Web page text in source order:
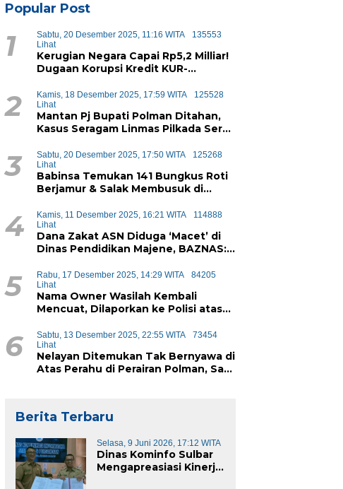
Popular Post
1 Sabtu, 20 Desember 2025, 11:16 WITA
135553
Lihat
Kerugian Negara Capai Rp5,2 Milliar!
Dugaan Korupsi Kredit KUR-
2 Kamis, 18 Desember 2025, 17:59 WITA
125528
Lihat
Mantan Pj Bupati Polman Ditahan,
Kasus Seragam Linmas Pilkada Seret
3 Sabtu, 20 Desember 2025, 17:50 WITA
125268
Lihat
Babinsa Temukan 141 Bungkus Roti
Berjamur & Salak Membusuk di
Didistribusikan ke Siswa
4 Kamis, 11 Desember 2025, 16:21 WITA
114888
Lihat
Dana Zakat ASN Diduga ‘Macet’ di
Dinas Pendidikan Majene, BAZNAS:
Masuk
5 Rabu, 17 Desember 2025, 14:29 WITA
84205
Lihat
Nama Owner Wasilah Kembali
Mencuat, Dilaporkan ke Polisi atas
6 Sabtu, 13 Desember 2025, 22:55 WITA
73454
Lihat
Nelayan Ditemukan Tak Bernyawa di
Atas Perahu di Perairan Polman, Sat
Berita Terbaru
Selasa, 9 Juni 2026, 17:12 WITA
Dinas Kominfo Sulbar
Mengapreasiasi Kinerja